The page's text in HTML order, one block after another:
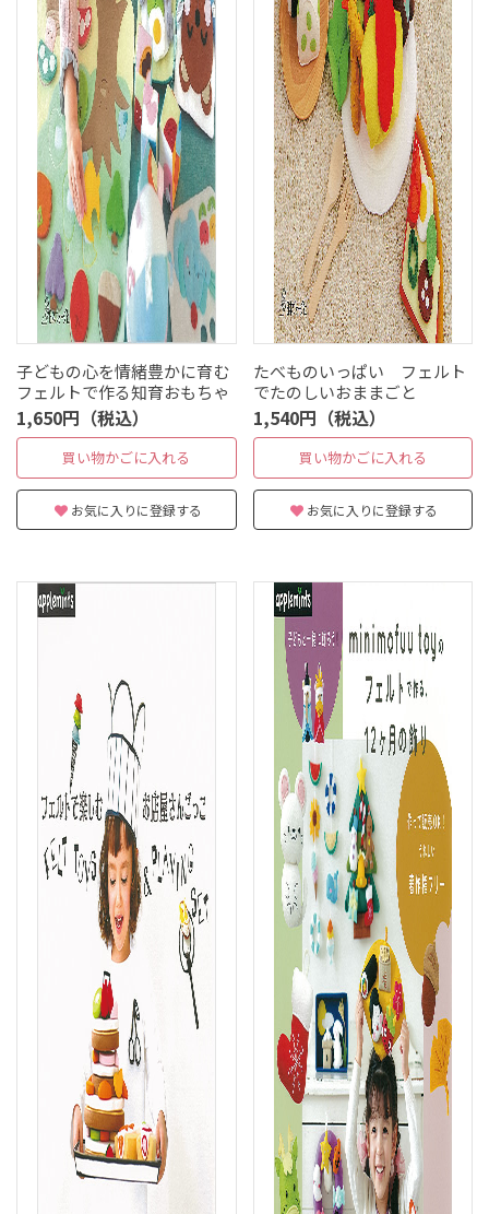
子どもの心を情緒豊かに育む
フェルトで作る知育おもちゃ
1,650円（税込）
買い物かごに入れる
お気に入りに登録する
たべものいっぱい フェルト
でたのしいおままごと
1,540円（税込）
買い物かごに入れる
お気に入りに登録する